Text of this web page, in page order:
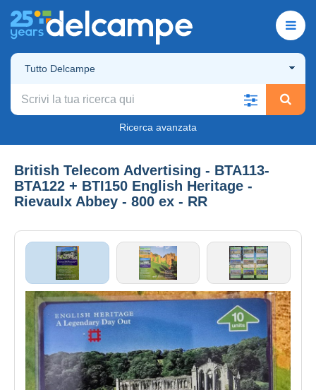
Tutto Delcampe
Ricerca avanzata
British Telecom Advertising - BTA113-
BTA122 + BTI150 English Heritage -
Rievaulx Abbey - 800 ex - RR